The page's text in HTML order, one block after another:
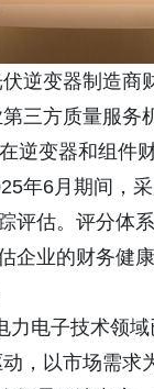
逆变器制造商
三方质量服
逆变器和组件
年6月期间，
评估。评分体
企业的财务健康
力电子技术领
，以市场需